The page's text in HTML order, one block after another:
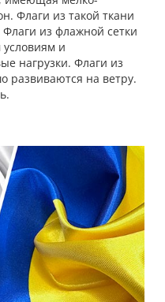
Флаги из такой ткани
из флажной сетки
и
нагрузки. Флаги из
развиваются на ветру.